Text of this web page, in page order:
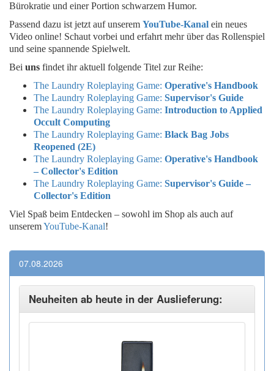
Bürokratie und einer Portion schwarzem Humor.
Passend dazu ist jetzt auf unserem YouTube-Kanal ein neues
Video online! Schaut vorbei und erfahrt mehr über das Rollenspiel
und seine spannende Spielwelt.
Bei uns findet ihr aktuell folgende Titel zur Reihe:
The Laundry Roleplaying Game: Operative's Handbook
The Laundry Roleplaying Game: Supervisor's Guide
The Laundry Roleplaying Game: Introduction to Applied
Occult Computing
The Laundry Roleplaying Game: Black Bag Jobs
Reopened (2E)
The Laundry Roleplaying Game: Operative's Handbook
– Collector's Edition
The Laundry Roleplaying Game: Supervisor's Guide –
Collector's Edition
Viel Spaß beim Entdecken – sowohl im Shop als auch auf
unseremYouTube-Kanal!
07.08.2026
Neuheiten ab heute in der Auslieferung: